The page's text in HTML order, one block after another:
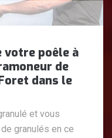
votre poêle à
de
dans le
et vous
granulés en ce